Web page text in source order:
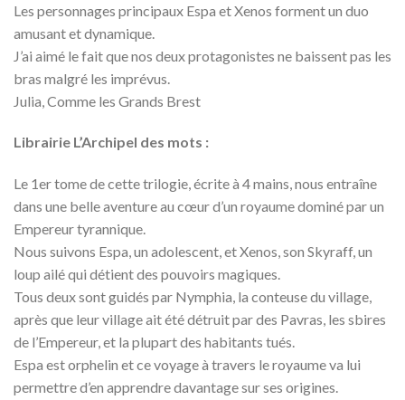
Les personnages principaux Espa et Xenos forment un duo
amusant et dynamique.
J’ai aimé le fait que nos deux protagonistes ne baissent pas les
bras malgré les imprévus.
Julia, Comme les Grands Brest
Librairie L’Archipel des mots :
Le 1er tome de cette trilogie, écrite à 4 mains, nous entraîne
dans une belle aventure au cœur d’un royaume dominé par un
Empereur tyrannique.
Nous suivons Espa, un adolescent, et Xenos, son Skyraff, un
loup ailé qui détient des pouvoirs magiques.
Tous deux sont guidés par Nymphia, la conteuse du village,
après que leur village ait été détruit par des Pavras, les sbires
de l’Empereur, et la plupart des habitants tués.
Espa est orphelin et ce voyage à travers le royaume va lui
permettre d’en apprendre davantage sur ses origines.